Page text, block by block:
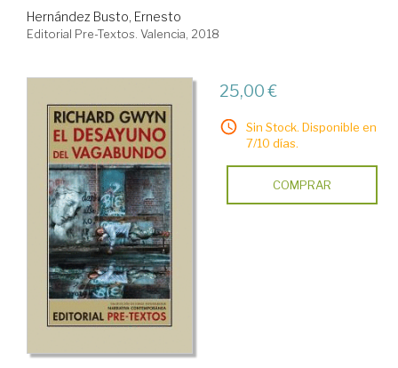
Hernández Busto, Ernesto
Editorial Pre-Textos. Valencia, 2018
25,00 €
Sin Stock. Disponible en
7/10 días.
COMPRAR